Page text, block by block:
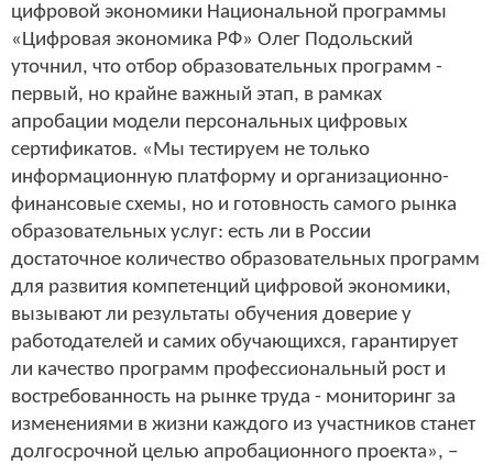
цифровой экономики Национальной программы
«Цифровая экономика РФ» Олег Подольский
уточнил, что отбор образовательных программ -
первый, но крайне важный этап, в рамках
апробации модели персональных цифровых
сертификатов. «Мы тестируем не только
информационную платформу и организационно-
финансовые схемы, но и готовность самого рынка
образовательных услуг: есть ли в России
достаточное количество образовательных программ
для развития компетенций цифровой экономики,
вызывают ли результаты обучения доверие у
работодателей и самих обучающихся, гарантирует
ли качество программ профессиональный рост и
востребованность на рынке труда - мониторинг за
изменениями в жизни каждого из участников станет
долгосрочной целью апробационного проекта», –